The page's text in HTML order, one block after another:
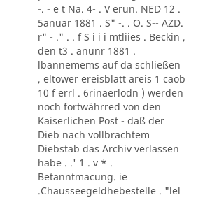
-. - e t Na. 4- . V erun. NED 12 .
5anuar 1881 . S" -. . O. S-- AZD.
r" - ." . . f S i i i mtliies . Beckin ,
den t3 . anunr 1881 .
lbannemems auf da schließen
, eltower ereisblatt areis 1 caob
10 f errl . 6rinaerlodn ) werden
noch fortwährred von den
Kaiserlichen Post - daß der
Dieb nach vollbrachtem
Diebstab das Archiv verlassen
habe . .' 1 . v * .
Betanntmacung. ie
.Chausseegeldhebestelle . "lel